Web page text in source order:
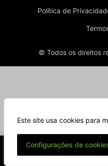
Este site usa cookies para
Configurações de
Política de
© Todos os direitos